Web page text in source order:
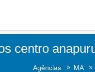
centro
Agências MA